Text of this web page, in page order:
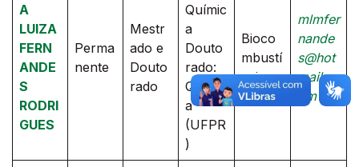
A
LUIZA
FERN
ANDE
S
RODRI
GUES
Perma
nente
Mestr
ado e
Douto
rado
Químic
a
Douto
rado:
Químic
a
(UFPR
)
Bioco
mbustí
veis
mlmfer
nande
s@hot
mail.c
om